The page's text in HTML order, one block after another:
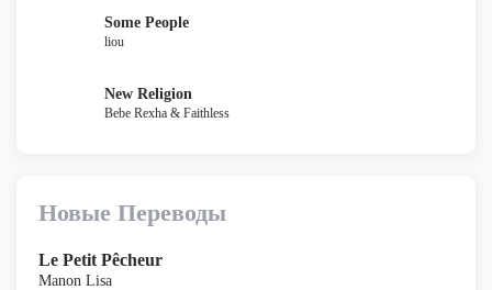
Some People
liou
New Religion
Bebe Rexha & Faithless
Новые Переводы
Le Petit Pêcheur
Manon Lisa